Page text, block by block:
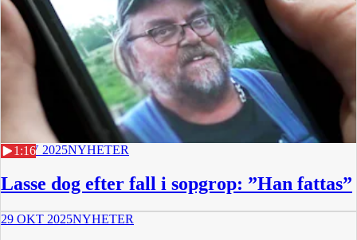
1:16
7 NOV 2025NYHETER
Lasse dog efter fall i sopgrop: ”Han fattas”
29 OKT 2025NYHETER